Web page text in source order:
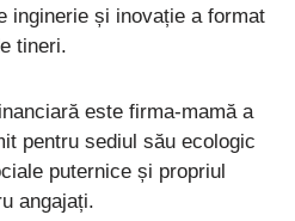
inginerie și inovație a format
tineri.
este firma-mamă a
pentru sediul său ecologic
puternice și propriul
angajați.